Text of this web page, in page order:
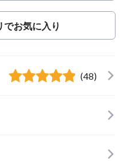
でお気に入り
(48)